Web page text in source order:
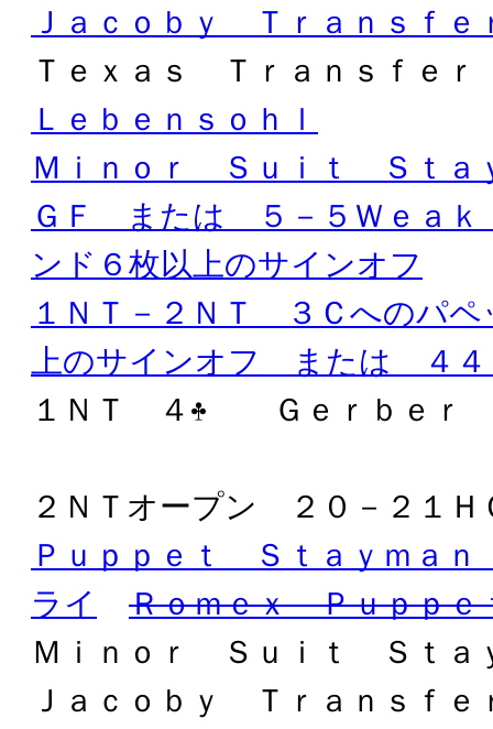
Ｊａｃｏｂｙ Ｔｒａｎｓｆｅ
Ｔｅｘａｓ Ｔｒａｎｓｆｅｒ
Ｌｅｂｅｎｓｏｈｌ
Ｍｉｎｏｒ Ｓｕｉｔ Ｓｔａ
ＧＦ または ５－５Ｗｅａ
ンド６枚以上のサインオフ
１ＮＴ－２ＮＴ ３Ｃへのパ
上のサインオフ または ４４
１ＮＴ ４
Ｇｅｒｂｅｒ
２ＮＴオープン ２０－２１Ｈ
Ｐｕｐｐｅｔ Ｓｔａｙｍａ
ライ
Ｒｏｍｅｘ Ｐｕｐｐ
Ｍｉｎｏｒ Ｓｕｉｔ Ｓｔａ
Ｊａｃｏｂｙ Ｔｒａｎｓｆｅ